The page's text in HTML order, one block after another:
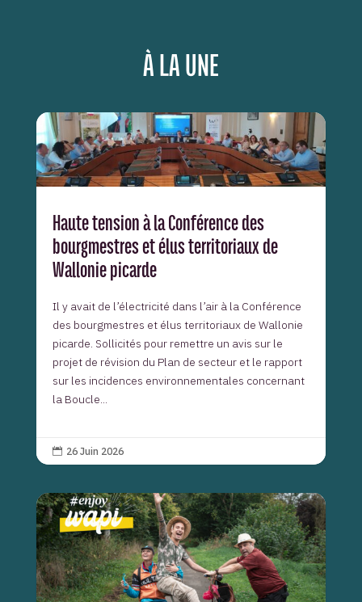
À LA UNE
Haute tension à la Conférence des
bourgmestres et élus territoriaux de
Wallonie picarde
Il y avait de l’électricité dans l’air à la Conférence
des bourgmestres et élus territoriaux de Wallonie
picarde. Sollicités pour remettre un avis sur le
projet de révision du Plan de secteur et le rapport
sur les incidences environnementales concernant
la Boucle...
 26 Juin 2026